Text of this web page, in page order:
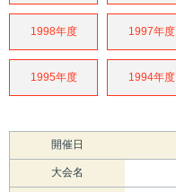
1998年度 1997年度
1995年度 1994年度
開催日
大会名